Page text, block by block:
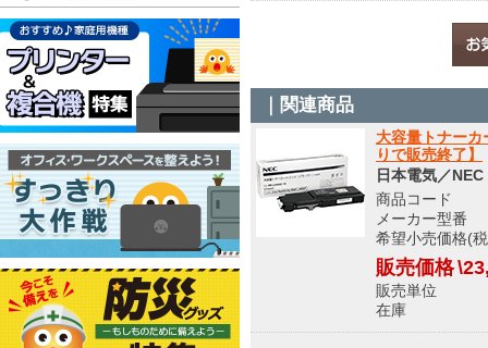
｜関連商品
大容量トナー
りで販売終了】
日本電気／NEC
商品コー
メーカー型
希望小売価格(
販売価格
販売単
在庫 メ